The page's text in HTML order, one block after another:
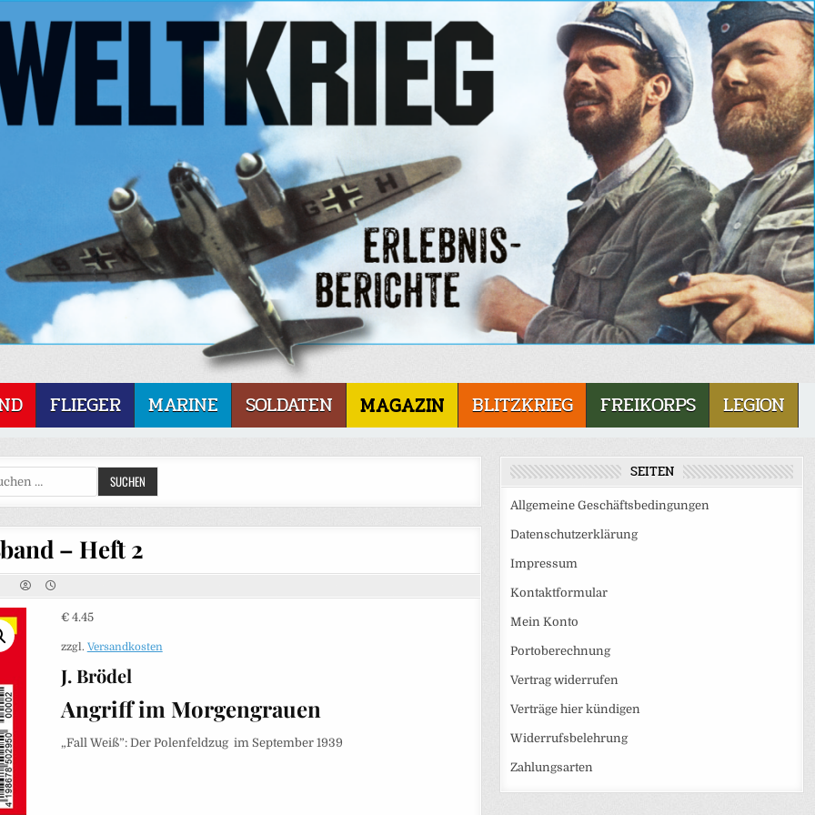
FLIEGER MARINE SOLDATEN MAGAZIN BLITZKRIEG FREIKORPS LEGION
SUCHEN
– Heft 2
€4.45
zzgl. Versandkosten
J. Brödel
Angriff im Morgengrauen
„Fall Weiß”: Der Polenfeldzug im September 1939
SEITEN
Allgemeine Geschäftsbedingungen
Datenschutzerklärung
Impressum
Kontaktformular
Mein Konto
Portoberechnung
Vertrag widerrufen
Verträge hier kündigen
Widerrufsbelehrung
Zahlungsarten